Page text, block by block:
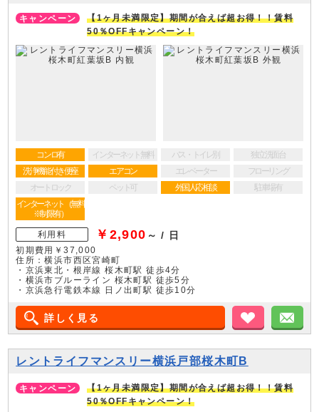
【1ヶ月未満限定】期間が合えば超お得！！賃料
50％OFFキャンペーン！
コンロ有 インターネット無料 バス・トイレ別
独立洗面台
洗浄機能付き便座
エアコン エレベーター
フローリング
オートロック
ペット可 外国人応相談
駐車場有
インターネット（無料
※制限有）
利用料 ￥2,900 ～ / 日
初期費用￥37,000
住所：横浜市西区宮崎町
・京浜東北・根岸線 桜木町駅 徒歩4分
・横浜市ブルーライン 桜木町駅 徒歩5分
・京浜急行電鉄本線 日ノ出町駅 徒歩10分
詳しく見る お気に入
レントライフマンスリー横浜戸部桜木町B
【1ヶ月未満限定】期間が合えば超お得！！賃料
50％OFFキャンペーン！